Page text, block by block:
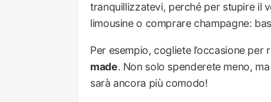
tranquillizzatevi, perché per stupire il
limousine o comprare champagne:
Per esempio, cogliete l’occasione
made. Non solo spenderete meno,
sarà ancora più comodo!